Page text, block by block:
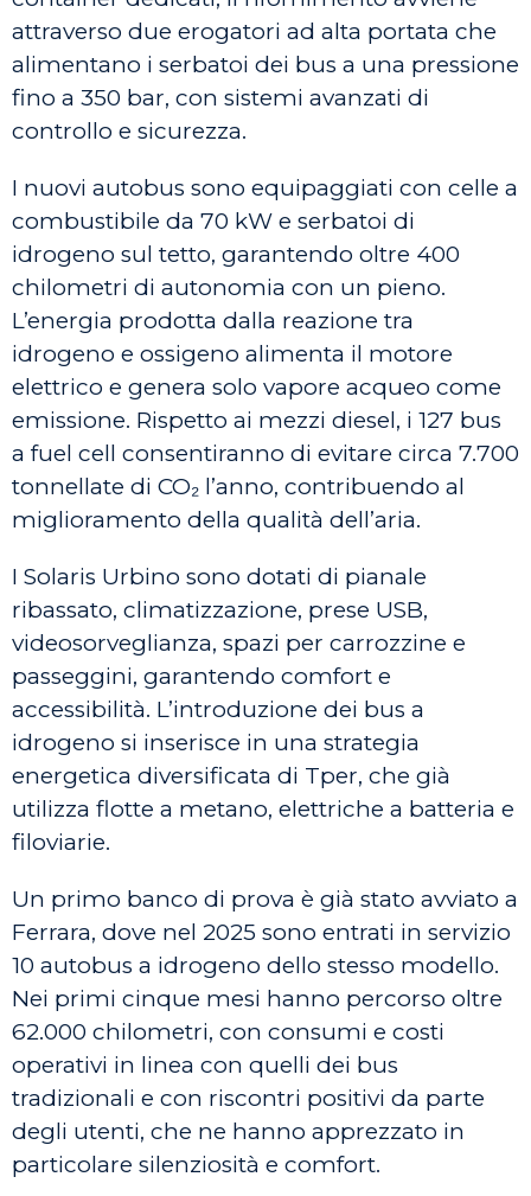
attraverso due erogatori ad alta portata che
alimentano i serbatoi dei bus a una pressione
fino a 350 bar, con sistemi avanzati di
controllo e sicurezza.
I nuovi autobus sono equipaggiati con celle a
combustibile da 70 kW e serbatoi di
idrogeno sul tetto, garantendo oltre 400
chilometri di autonomia con un pieno.
L’energia prodotta dalla reazione tra
idrogeno e ossigeno alimenta il motore
elettrico e genera solo vapore acqueo come
emissione. Rispetto ai mezzi diesel, i 127 bus
a fuel cell consentiranno di evitare circa 7.700
tonnellate di CO₂ l’anno, contribuendo al
miglioramento della qualità dell’aria.
I Solaris Urbino sono dotati di pianale
ribassato, climatizzazione, prese USB,
videosorveglianza, spazi per carrozzine e
passeggini, garantendo comfort e
accessibilità. L’introduzione dei bus a
idrogeno si inserisce in una strategia
energetica diversificata di Tper, che già
utilizza flotte a metano, elettriche a batteria e
filoviarie.
Un primo banco di prova è già stato avviato a
Ferrara, dove nel 2025 sono entrati in servizio
10 autobus a idrogeno dello stesso modello.
Nei primi cinque mesi hanno percorso oltre
62.000 chilometri, con consumi e costi
operativi in linea con quelli dei bus
tradizionali e con riscontri positivi da parte
degli utenti, che ne hanno apprezzato in
particolare silenziosità e comfort.